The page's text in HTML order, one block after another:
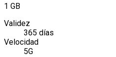
1 GB
Validez
365 días
Velocidad
5G